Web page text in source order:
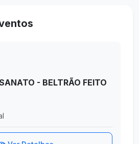
- BELTRÃO FEITO